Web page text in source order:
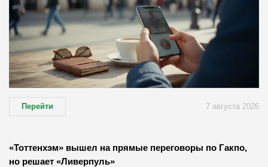
Перейти 7 августа 2026
«Тоттенхэм» вышел на прямые переговоры по Гакпо,
но решает «Ливерпуль»